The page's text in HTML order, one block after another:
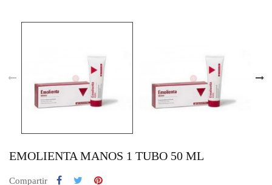
EMOLIENTA MANOS 1 TUBO 50 ML
Compartir